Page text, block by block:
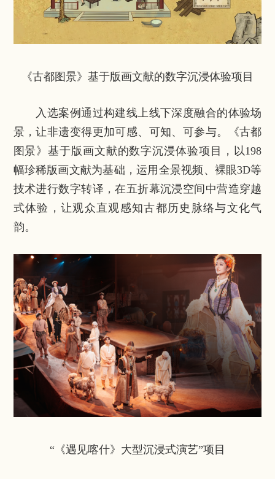
《古都图景》基于版画文献的数字沉浸体验项目
入选案例通过构建线上线下深度融合的体验场
景，让非遗变得更加可感、可知、可参与。《古都
图景》基于版画文献的数字沉浸体验项目，以198
幅珍稀版画文献为基础，运用全景视频、裸眼3D等
技术进行数字转译，在五折幕沉浸空间中营造穿越
式体验，让观众直观感知古都历史脉络与文化气
韵。
“《遇见喀什》大型沉浸式演艺”项目